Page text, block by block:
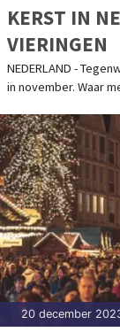
KERST IN
VIERINGEN
NEDERLAND -
in november. Waar
20 december